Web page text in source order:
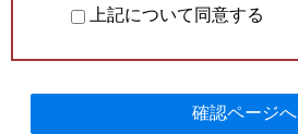
上記について同意する
確認ページへ